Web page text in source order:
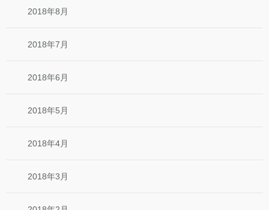
2018年8月
2018年7月
2018年6月
2018年5月
2018年4月
2018年3月